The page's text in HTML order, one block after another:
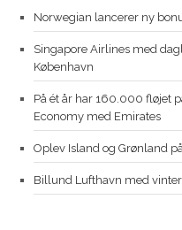
Norwegian lancerer ny
Singapore Airlines med
København
På ét år har 160.000 fløjet
Economy med Emirates
Oplev Island og Grønland
Billund Lufthavn med